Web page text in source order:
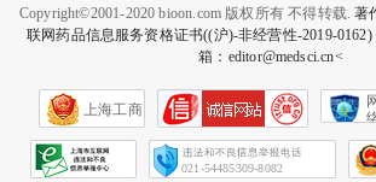
Copyright©2001-2020 bioon.com 版权所有 不得转载.著
联网药品信息服务资格证书((沪)-非经营性-2019-0162)
箱：editor@medsci.cn<
上海工商
021-54485309-8082